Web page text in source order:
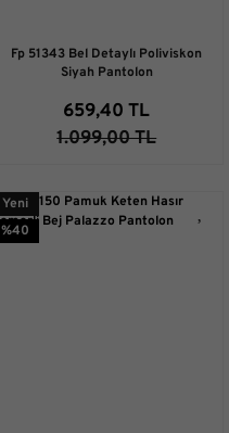
Fp 51343 Bel Detaylı Poliviskon
Siyah Pantolon
659,40 TL
1.099,00 TL
Yeni
%40